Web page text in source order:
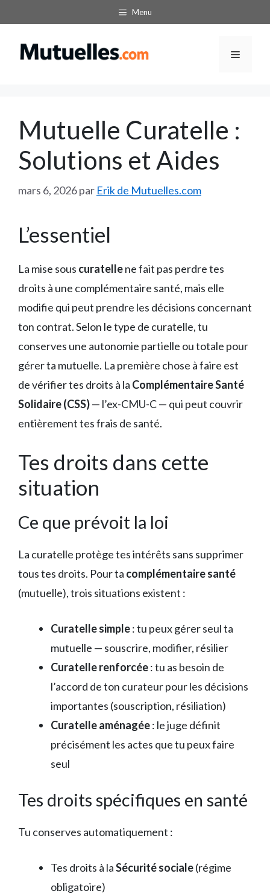
au
contenu
Menu
Menu
Mutuelle Curatelle :
Solutions et Aides
mars 6, 2026par Erik de Mutuelles.com
L’essentiel
La mise sous curatellene fait pas perdre tes
droits à une complémentaire santé, mais elle
modifie qui peut prendre les décisions concernant
ton contrat. Selon le type de curatelle, tu
conserves une autonomie partielle ou totale pour
gérer ta mutuelle. La première chose à faire est
de vérifier tes droits à la Complémentaire Santé
Solidaire (CSS)— l’ex-CMU-C — qui peut couvrir
entièrement tes frais de santé.
Tes droits dans cette
situation
Ce que prévoit la loi
La curatelle protège tes intérêts sans supprimer
tous tes droits. Pour ta complémentaire santé
(mutuelle), trois situations existent :
Curatelle simple: tu peux gérer seul ta
mutuelle — souscrire, modifier, résilier
Curatelle renforcée: tu as besoin de
l’accord de ton curateur pour les décisions
importantes (souscription, résiliation)
Curatelle aménagée: le juge définit
précisément les actes que tu peux faire
seul
Tes droits spécifiques en santé
Tu conserves automatiquement :
Tes droits à laSécurité sociale(régime
obligatoire)